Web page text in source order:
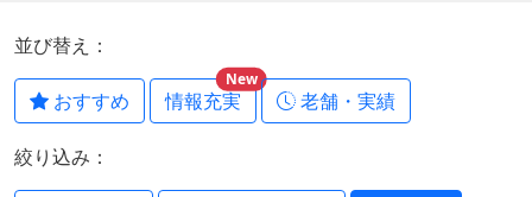
並び替え：
おすすめ 情報充実
New
老舗・実績
絞り込み：